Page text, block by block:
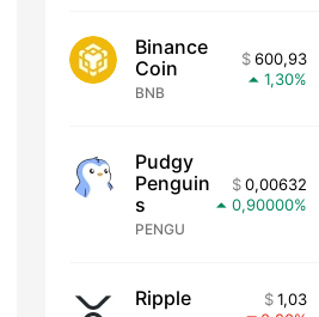
Binance
Coin
BNB
600,93
1,30
Pudgy
Penguin
s
PENGU
0,00632
0,90000
Ripple
1,03